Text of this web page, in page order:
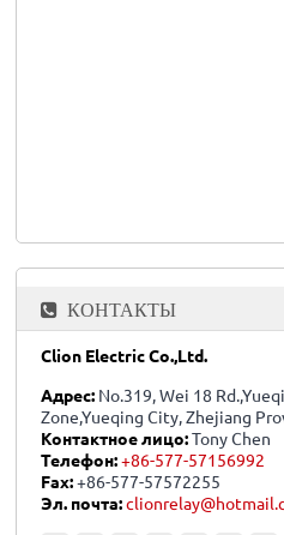
КОНТАКТЫ
Clion Electric Co.,Ltd.
Адрес: No.319, Wei 18
Zone,Yueqing City, Zhejiang
Контактное лицо:Tony Chen
Телефон: +86-577-57156992
Fax:+86-577-57572255
Эл. почта: